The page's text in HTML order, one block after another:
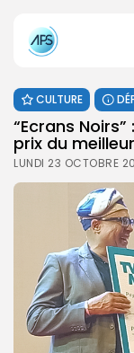
CULTURE
“Ecrans
prix du
LUNDI 23 OCTOBRE